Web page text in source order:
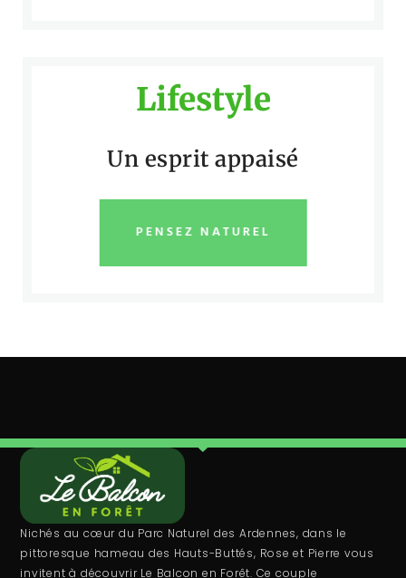
Lifestyle
Un esprit appaisé
PENSEZ NATUREL
Nichés au cœur du Parc Naturel des Ardennes, dans le
pittoresque hameau des Hauts-Buttés, Rose et Pierre vous
invitent à découvrir Le Balcon en Forêt. Ce couple